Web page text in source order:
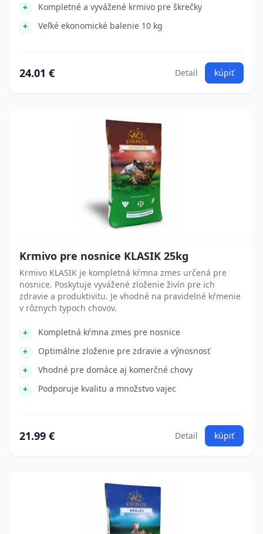
Kompletné a vyvážené krmivo pre škrečky
Veľké ekonomické balenie 10 kg
24.01 € Detail kúpiť
Krmivo pre nosnice KLASIK 25kg
Krmivo KLASIK je kompletná kŕmna zmes určená pre
nosnice. Poskytuje vyvážené zloženie živín pre ich
zdravie a produktivitu. Je vhodné na pravidelné kŕmenie
v rôznych typoch chovov.
Kompletná kŕmna zmes pre nosnice
Optimálne zloženie pre zdravie a výnosnosť
Vhodné pre domáce aj komerčné chovy
Podporuje kvalitu a množstvo vajec
21.99 € Detail kúpiť